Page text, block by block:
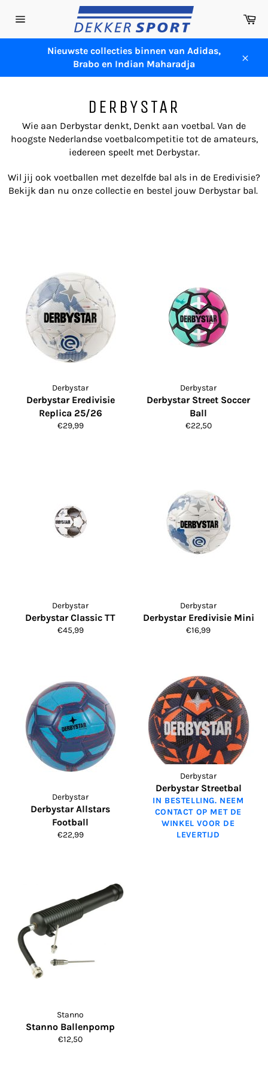
naar
Sitenavigatie
Nieuwste collecties binnen van Adidas,
Brabo en Indian Maharadja
DERBYSTAR
Wie aan Derbystar denkt, Denkt aan voetbal. Van de
hoogste Nederlandse voetbalcompetitie tot de amateurs,
iedereen speelt met Derbystar.
Wil jij ook voetballen met dezelfde bal als in de Eredivisie?
Bekijk dan nu onze collectie en bestel jouw Derbystar bal.
Derbystar
Derbystar Eredivisie
Replica 25/26
Normale
€29,99
Derbystar
Derbystar Street Soccer
Ball
Normale
€22,50
Derbystar
Derbystar Classic TT
Normale
€45,99
Derbystar
Derbystar Eredivisie Mini
Normale
€16,99
Derbystar
Derbystar Allstars
Football
Normale
€22,99
Derbystar
Derbystar Streetbal
IN BESTELLING. NEEM
CONTACT OP MET DE
WINKEL VOOR DE
LEVERTIJD
Stanno
Stanno Ballenpomp
Normale
€12,50